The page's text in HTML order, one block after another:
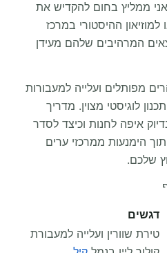
ממליץ בחום להקדיש את
ההיסטורי במרכז
המרהיבים שלהם מעידן
מפותלים ועלייה למעבורות
לוגיסטי מצוין. מדריך
איפה לחנות וכיצד לסדר
הימנעות ממרכזי ערים
שלכם.
דגשים
טירת שוורין ועלייה למעבורת